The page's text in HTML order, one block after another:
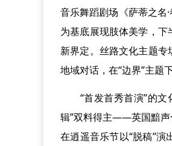
音乐舞蹈剧场《萨蒂之名
为基底展现肢体美学，
新界定。丝路文化主题
地域对话，在“边界”主题
“首发首秀首演”的文
辑”双料得主——英国黯声
在逍遥音乐节以“脱稿”